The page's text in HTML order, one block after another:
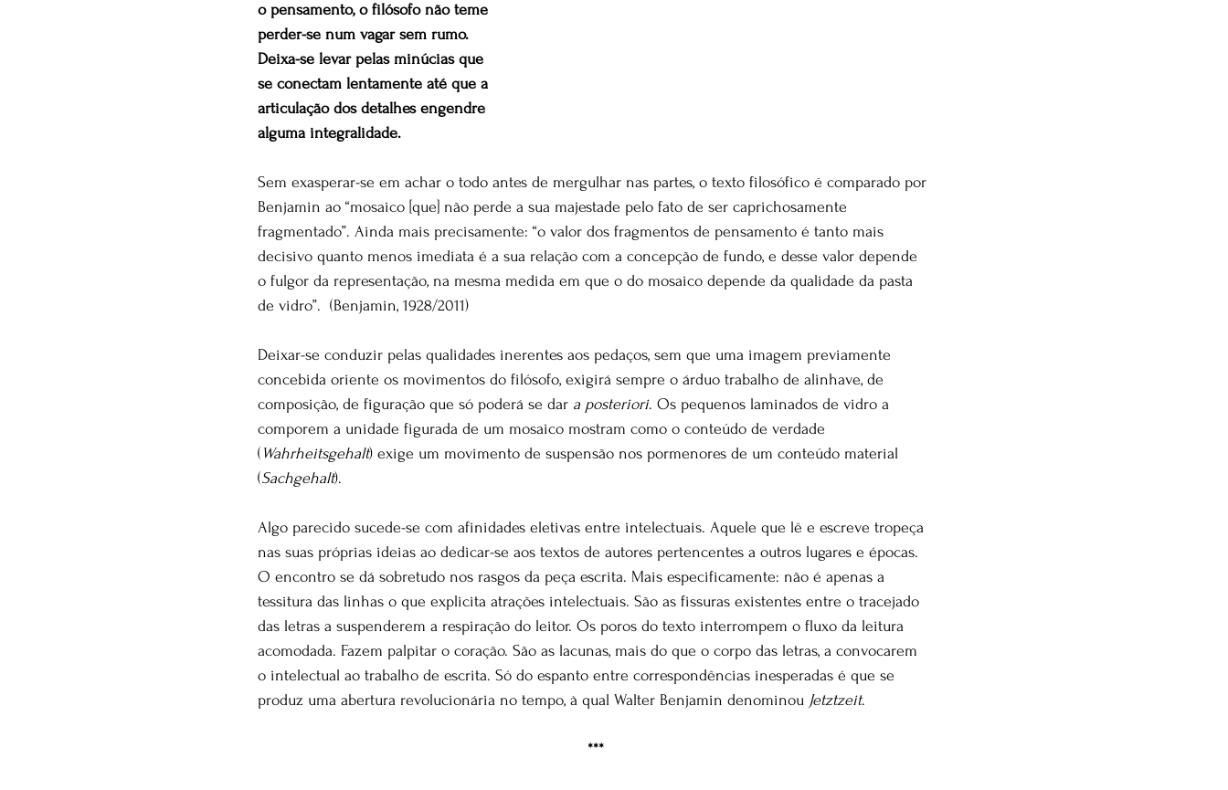
o pensamento, o filósofo não teme
perder-se num vagar sem rumo.
Deixa-se levar pelas minúcias que
se conectam lentamente até que a
articulação dos detalhes engendre
alguma integralidade.
Sem exasperar-se em achar o todo antes de mergulhar nas partes, o texto filosófico é comparado por
Benjamin ao “mosaico [que] não perde a sua majestade pelo fato de ser caprichosamente
fragmentado”. Ainda mais precisamente: “o valor dos fragmentos de pensamento é tanto mais
decisivo quanto menos imediata é a sua relação com a concepção de fundo, e desse valor depende
o fulgor da representação, na mesma medida em que o do mosaico depende da qualidade da pasta
de vidro”.  (Benjamin, 1928/2011)
Deixar-se conduzir pelas qualidades inerentes aos pedaços, sem que uma imagem previamente
concebida oriente os movimentos do filósofo, exigirá sempre o árduo trabalho de alinhave, de
composição, de figuração que só poderá se dar a posteriori. Os pequenos laminados de vidro a
comporem a unidade figurada de um mosaico mostram como o conteúdo de verdade
( Wahrheitsgehalt) exige um movimento de suspensão nos pormenores de um conteúdo material
(Sachgehalt).
Algo parecido sucede-se com afinidades eletivas entre intelectuais. Aquele que lê e escreve tropeça
nas suas próprias ideias ao dedicar-se aos textos de autores pertencentes a outros lugares e épocas.
O encontro se dá sobretudo nos rasgos da peça escrita. Mais especificamente: não é apenas a
tessitura das linhas o que explicita atrações intelectuais. São as fissuras existentes entre o tracejado
das letras a suspenderem a respiração do leitor. Os poros do texto interrompem o fluxo da leitura
acomodada. Fazem palpitar o coração. São as lacunas, mais do que o corpo das letras, a convocarem
o intelectual ao trabalho de escrita. Só do espanto entre correspondências inesperadas é que se
produz uma abertura revolucionária no tempo, à qual Walter Benjamin denominou Jetztzeit.
***